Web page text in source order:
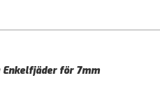
Enkelfjäder för 7mm